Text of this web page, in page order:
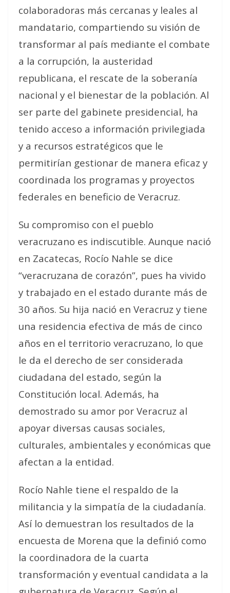
colaboradoras más cercanas y leales al
mandatario, compartiendo su visión de
transformar al país mediante el combate
a la corrupción, la austeridad
republicana, el rescate de la soberanía
nacional y el bienestar de la población. Al
ser parte del gabinete presidencial, ha
tenido acceso a información privilegiada
y a recursos estratégicos que le
permitirían gestionar de manera eficaz y
coordinada los programas y proyectos
federales en beneficio de Veracruz.
Su compromiso con el pueblo
veracruzano es indiscutible. Aunque nació
en Zacatecas, Rocío Nahle se dice
“veracruzana de corazón”, pues ha vivido
y trabajado en el estado durante más de
30 años. Su hija nació en Veracruz y tiene
una residencia efectiva de más de cinco
años en el territorio veracruzano, lo que
le da el derecho de ser considerada
ciudadana del estado, según la
Constitución local. Además, ha
demostrado su amor por Veracruz al
apoyar diversas causas sociales,
culturales, ambientales y económicas que
afectan a la entidad.
Rocío Nahle tiene el respaldo de la
militancia y la simpatía de la ciudadanía.
Así lo demuestran los resultados de la
encuesta de Morena que la definió como
la coordinadora de la cuarta
transformación y eventual candidata a la